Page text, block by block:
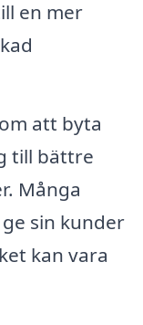
en mer
att byta
till bättre
Många
sin kunder
kan vara